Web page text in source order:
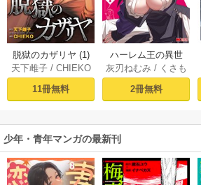
脱獄のカザリヤ (1)
天下雌子/ CHIEKO
11冊無料
ハーレム王の異世
界プレス漫遊記 ～
最強無双のおじさ
んはあらゆる種族
ミック） 1巻
灰刃ねむみ / くさも
ち
2冊無料
少年・青年マンガの最新刊